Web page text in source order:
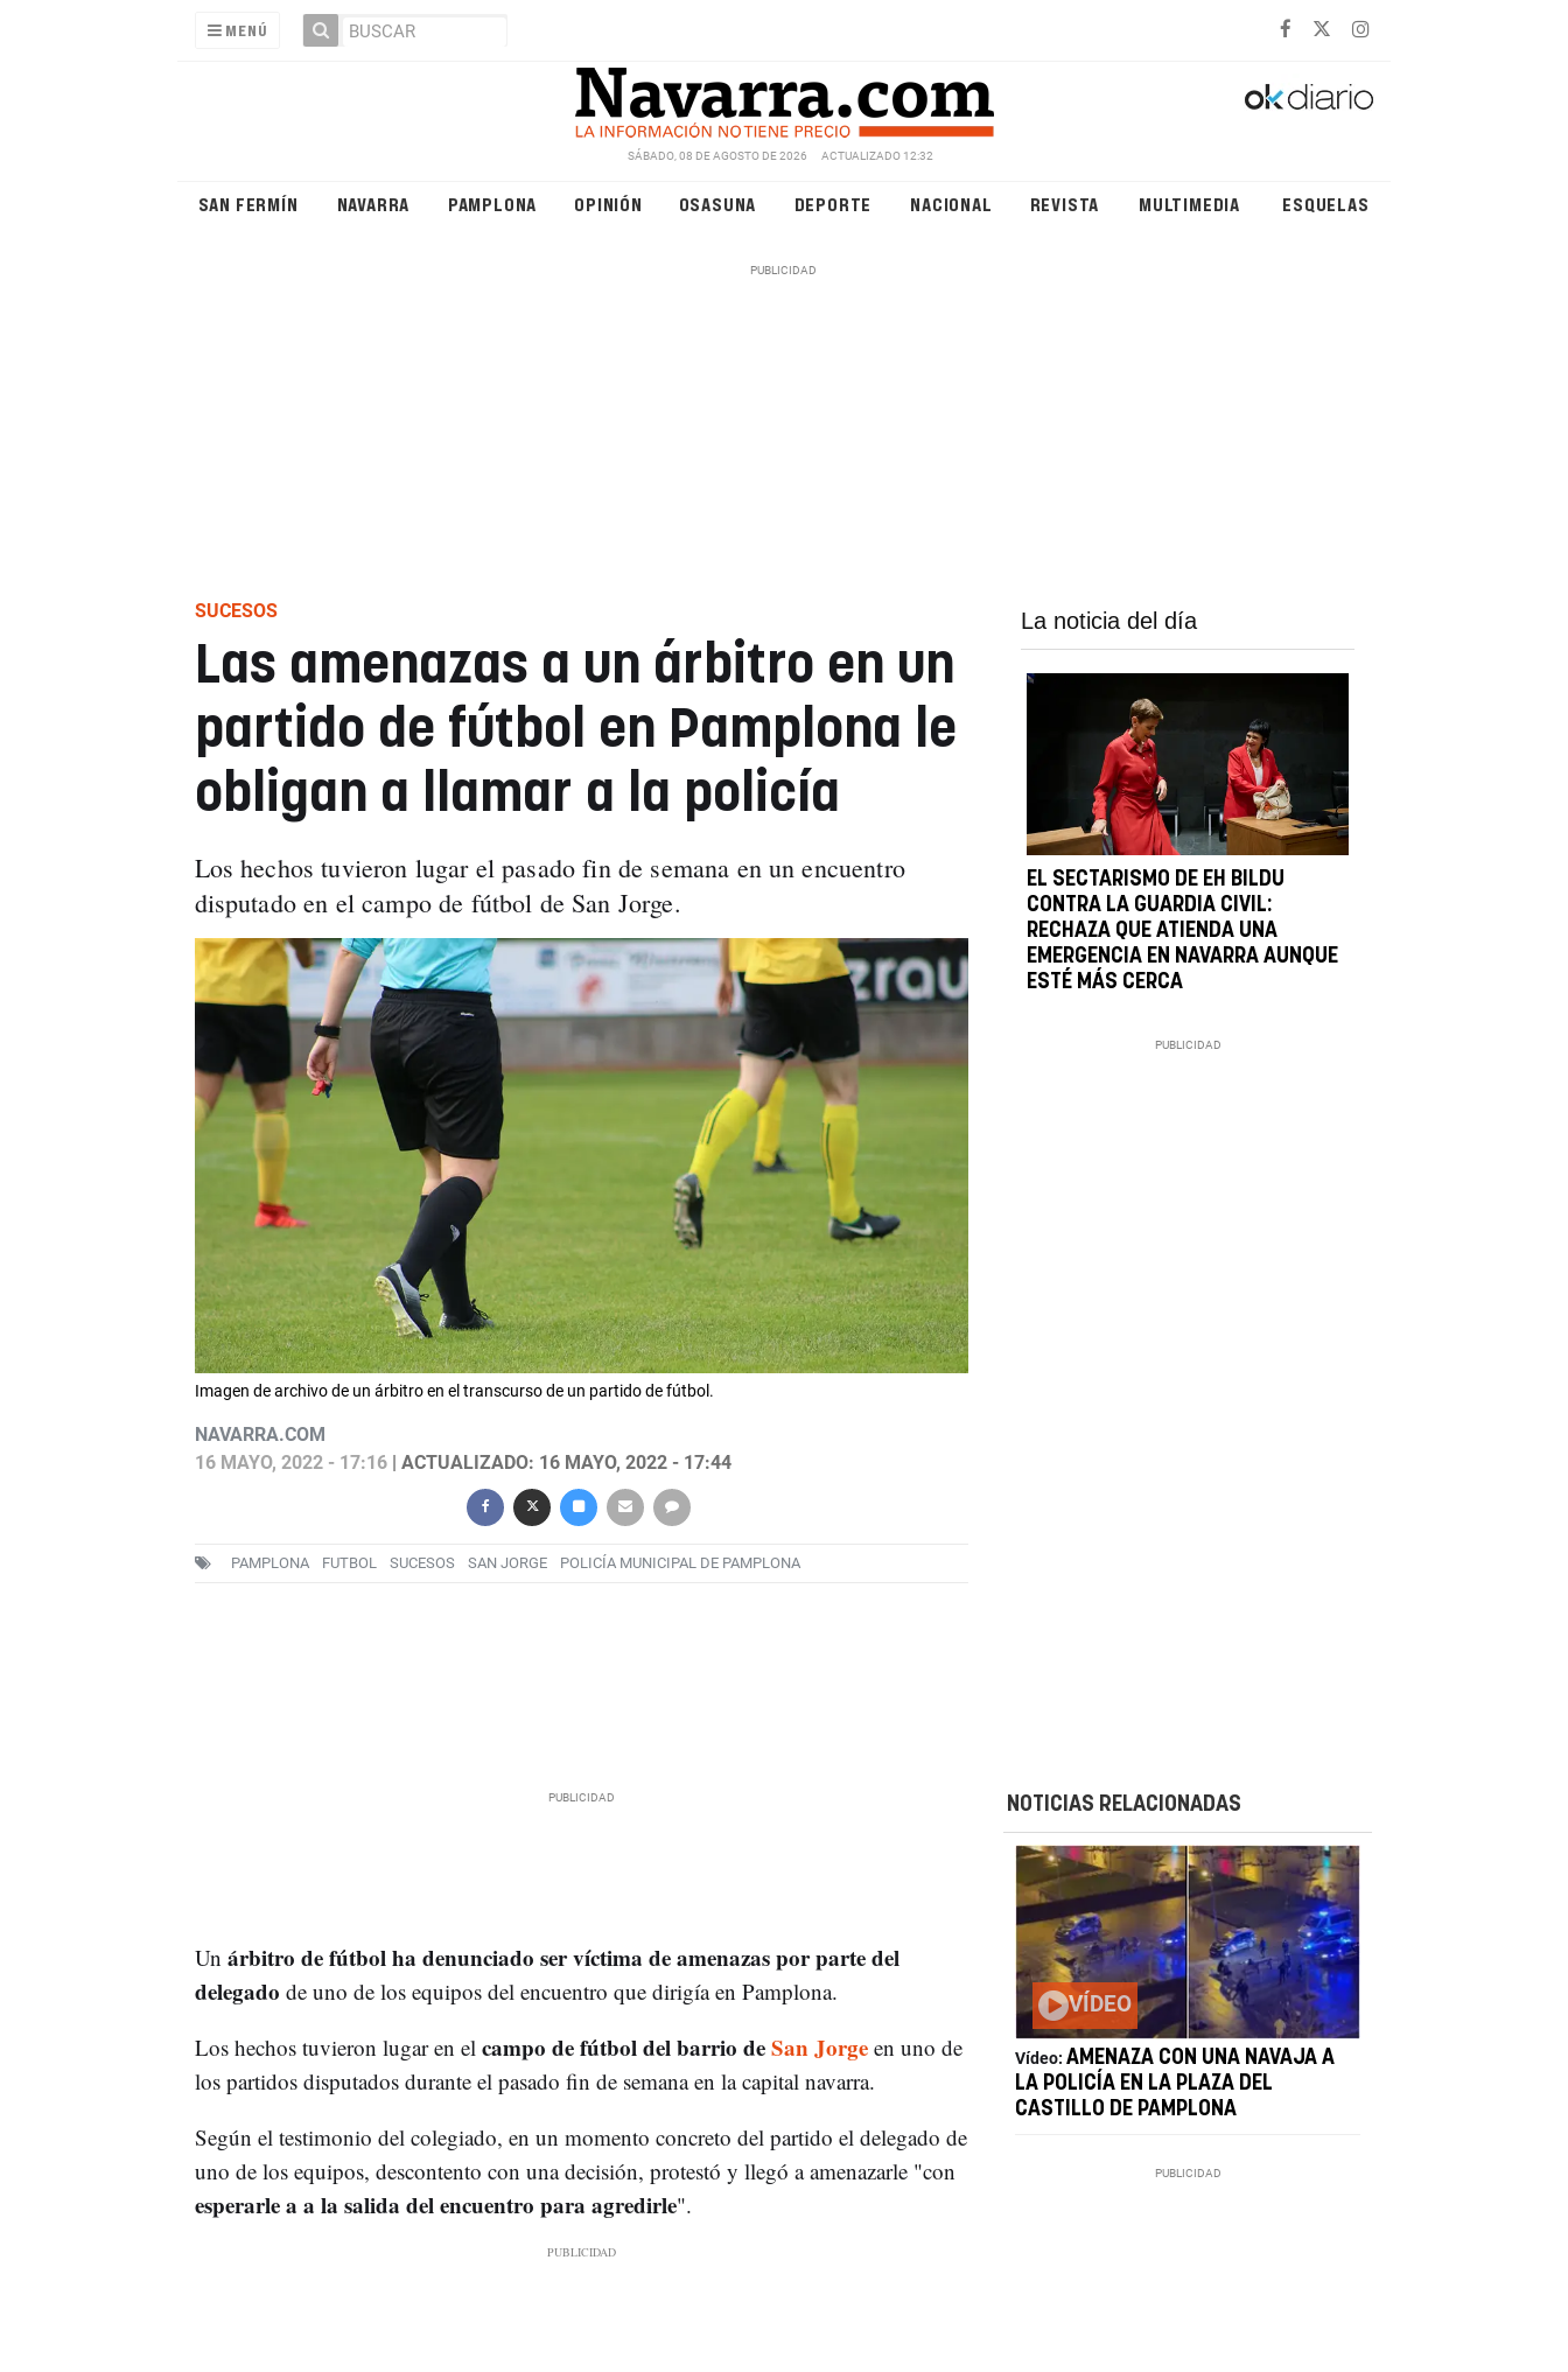
MENÚ
SÁBADO, 08 DE AGOSTO DE 2026 ACTUALIZADO 12:32
SAN FERMÍN NAVARRA PAMPLONA OPINIÓN OSASUNA DEPORTE NACIONAL REVISTA MULTIMEDIA ESQUELAS
SUCESOS
Las amenazas a un árbitro en un
partido de fútbol en Pamplona le
obligan a llamar a la policía
Los hechos tuvieron lugar el pasado fin de semana en un encuentro
disputado en el campo de fútbol de San Jorge.
Imagen de archivo de un árbitro en el transcurso de un partido de fútbol.
NAVARRA.COM
16 MAYO, 2022 - 17:16| ACTUALIZADO: 16 MAYO, 2022 - 17:44
PAMPLONA FUTBOL SUCESOS SAN JORGE POLICÍA MUNICIPAL DE PAMPLONA
La noticia del día
EL SECTARISMO DE EH BILDU
CONTRA LA GUARDIA CIVIL:
RECHAZA QUE ATIENDA UNA
EMERGENCIA EN NAVARRA AUNQUE
ESTÉ MÁS CERCA
Un árbitro de fútbol ha denunciado ser víctima de amenazas por parte del
delegado de uno de los equipos del encuentro que dirigía en Pamplona.
Los hechos tuvieron lugar en el campo de fútbol del barrio deSan Jorgeen uno de
los partidos disputados durante el pasado fin de semana en la capital navarra.
Según el testimonio del colegiado, en un momento concreto del partido el delegado de
uno de los equipos, descontento con una decisión, protestó y llegó a amenazarle "con
esperarle a a la salida del encuentro para agredirle".
NOTICIAS RELACIONADAS
VÍDEO
Vídeo: AMENAZA CON UNA NAVAJA A
LA POLICÍA EN LA PLAZA DEL
CASTILLO DE PAMPLONA